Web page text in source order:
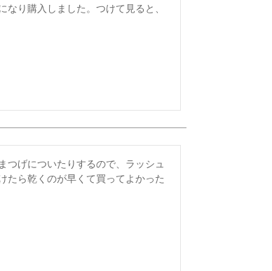
り購入しました。つけて見ると、
つげについたりするので、ラッシュ
たら乾くのが早くて買ってよかった